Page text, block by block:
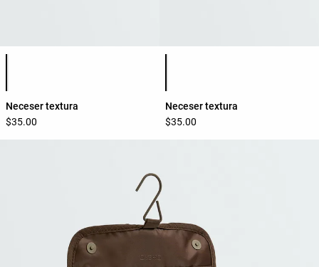
Neceser textura
$35.00
Neceser textura
$35.00